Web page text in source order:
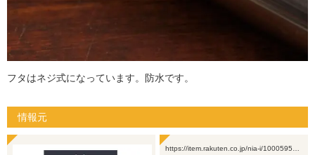
フタはネジ式になっています。防水です。
情報元
https://item.rakuten.co.jp/nia-i/1000595…